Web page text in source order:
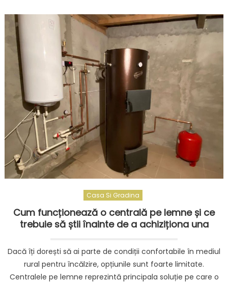
Casa Si Gradina
Cum funcționează o centrală pe lemne și ce
trebuie să știi înainte de a achiziționa una
Dacă îți dorești să ai parte de condiții confortabile în mediul
rural pentru încălzire, opțiunile sunt foarte limitate.
Centralele pe lemne reprezintă principala soluție pe care o